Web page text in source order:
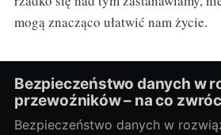
mogą znacząco ułatwić nam życie.
Bezpieczeństwo danych w
przewoźników – na co
Bezpieczeństwo danych w